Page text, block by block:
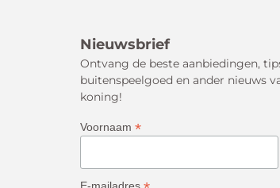
Nieuwsbrief
Ontvang de beste aanbiedingen,
buitenspeelgoed en ander nieuws
koning!
Voornaam *
E-mailadres